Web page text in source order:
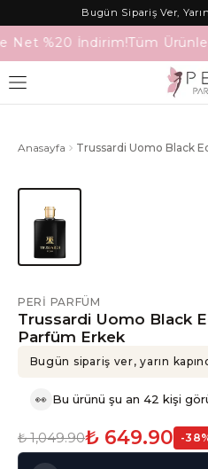
Bugün Sipariş Ver,
Net %20 İndirim!Tüm
Anasayfa Trussardi Uomo Black
PERI PARFÜM
Trussardi Uomo Black
Parfüm Erkek
Bugün sipariş ver, yarın
👀 Bu ürünü şu an 42 kişi
₺ 1,049.90₺ 649.90 -38